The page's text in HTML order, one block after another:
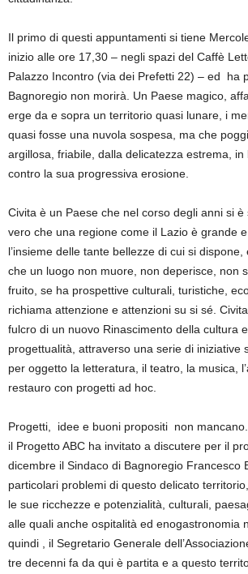
Il primo di questi appuntamenti si tiene
inizio alle ore 17,30 – negli spazi del Caffè
Palazzo Incontro (via dei Prefetti 22) – ed ha
Bagnoregio non morirà. Un Paese magico,
erge da e sopra un territorio quasi lunare, i
quasi fosse una nuvola sospesa, ma che
argillosa, friabile, dalla delicatezza estrema, in
contro la sua progressiva erosione.
Civita è un Paese che nel corso degli anni si
vero che una regione come il Lazio è grande
l’insieme delle tante bellezze di cui si
che un luogo non muore, non deperisce, non
fruito, se ha prospettive culturali, turistiche,
richiama attenzione e attenzioni su si sé.
fulcro di un nuovo Rinascimento della cultura
progettualità, attraverso una serie di iniziative
per oggetto la letteratura, il teatro, la musica,
restauro con progetti ad hoc.
Progetti, idee e buoni propositi non
il Progetto ABC ha invitato a discutere per il
dicembre il Sindaco di Bagnoregio Francesco
particolari problemi di questo delicato
le sue ricchezze e potenzialità, culturali,
alle quali anche ospitalità ed enogastronomia
quindi , il Segretario Generale
tre decenni fa da qui è partita e a questo